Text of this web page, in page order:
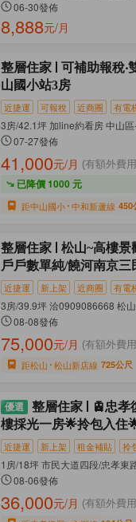
06-30發佈
8,888元/月
整層住家
可補助報稅‧
山國小站3房
近捷運 可報稅 近商圈 有電
3房/42.1坪 加line約看房 中山
07-27發佈
41,000元/月 (有額外費
已降價 1000 元
距中山國小 中和新蘆線 450
整層住家
松山~高樓景
戶戶數單純/饒河南京三
近捷運 新上架 近商圈 有電
3房/39.9坪 洽0909086668 松
08-08發佈
75,000元/月 (有額外費
距松山 松山新店線 725公尺
整層住家
🚊忠孝
樓採光一房🌟拎包入住
近捷運 新上架 租金補貼 拎
1房/18坪 市民大道四段/忠孝東
08-06發佈
36,000元/月 (有額外費